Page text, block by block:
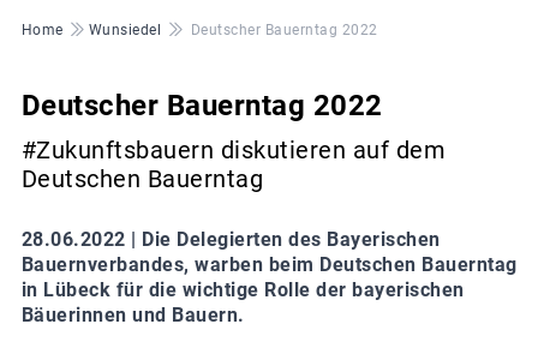
Pfadnavigation
Home Wunsiedel Deutscher Bauerntag 2022
Deutscher Bauerntag 2022
#Zukunftsbauern diskutieren auf dem
Deutschen Bauerntag
28.06.2022 | Die Delegierten des Bayerischen
Bauernverbandes, warben beim Deutschen Bauerntag
in Lübeck für die wichtige Rolle der bayerischen
Bäuerinnen und Bauern.